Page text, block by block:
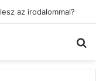
az irodalommal?